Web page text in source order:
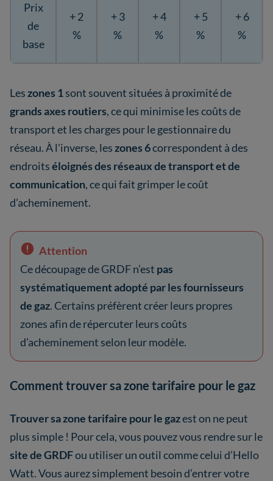
Prix
de
base
+ 2
%
+ 3
%
+ 4
%
+ 5
%
+ 6
%
Les zones 1sont souvent situées à proximité de
grands axes routiers, ce qui minimise les coûts de
transport et les charges pour le gestionnaire du
réseau. À l'inverse, les zones 6correspondent à des
endroitséloignés des réseaux de transport et de
communication, ce qui fait grimper le coût
d’acheminement.
Attention
Ce découpage de GRDF n’est pas
systématiquement adopté par les fournisseurs
de gaz. Certains préfèrent créer leurs propres
zones afin de répercuter leurs coûts
d’acheminement selon leur modèle.
Comment trouver sa zone tarifaire pour le gaz
Trouver sa zone tarifaire pour le gazest on ne peut
plus simple ! Pour cela, vous pouvez vous rendre sur le
site de GRDFou utiliser un outil comme celui d’Hello
Watt. Vous aurez simplement besoin d’entrer votre